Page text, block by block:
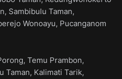
Sambibulu Taman,
Wonoayu, Pucanganom
Temu Prambon,
Taman, Kalimati Tarik,